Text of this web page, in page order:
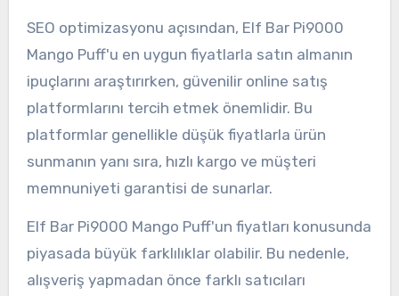
SEO optimizasyonu açısından, Elf Bar Pi9000
Mango Puff'u en uygun fiyatlarla satın almanın
ipuçlarını araştırırken, güvenilir online satış
platformlarını tercih etmek önemlidir. Bu
platformlar genellikle düşük fiyatlarla ürün
sunmanın yanı sıra, hızlı kargo ve müşteri
memnuniyeti garantisi de sunarlar.
Elf Bar Pi9000 Mango Puff'un fiyatları konusunda
piyasada büyük farklılıklar olabilir. Bu nedenle,
alışveriş yapmadan önce farklı satıcıları